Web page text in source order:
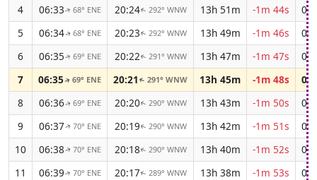
4
06:33↑ 68° ENE 20:24↑ 292° WNW 13h 51m -1m 44s
5
06:34↑ 68° ENE 20:23↑ 292° WNW 13h 49m -1m 46s
6
06:35↑ 69° ENE 20:22↑ 291° WNW 13h 47m -1m 47s
7
06:35↑69° ENE 20:21 ↑291° WNW 13h 45m -1m 48s
8
06:36↑ 69° ENE 20:20↑ 290° WNW 13h 43m -1m 50s
9
06:37↑ 70° ENE 20:19↑ 290° WNW 13h 42m -1m 51s
10
06:38↑ 70° ENE 20:18↑ 290° WNW 13h 40m -1m 52s
11
06:39↑ 70° ENE 20:17↑ 289° WNW 13h 38m -1m 53s